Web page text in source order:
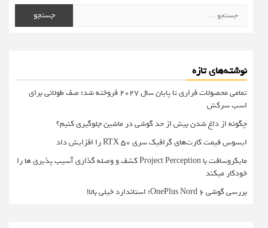
برای:
نوشته‌های تازه
تمامی محصولات فراری تا پایان سال ۲۰۲۷ فروخته شد؛ صف طولانی برای
اسب سرکش
چگونه از داغ شدن بیش از حد گوشی در ماشین جلوگیری کنیم؟
ایسوس قیمت کارت‌های گرافیک سری RTX 50 را افزایش داد
مایکروسافت با Project Perception کشف و وصله گذاری آسیب پذیری ها را
خودکار میکند
بررسی گوشی OnePlus Nord 6؛ استاندارد خیلی بالا!